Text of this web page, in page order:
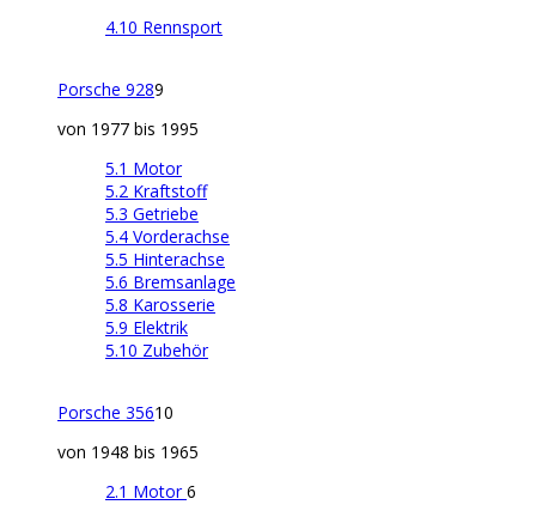
4.10 Rennsport
Porsche 9289
von 1977 bis 1995
5.1 Motor
5.2 Kraftstoff
5.3 Getriebe
5.4 Vorderachse
5.5 Hinterachse
5.6 Bremsanlage
5.8 Karosserie
5.9 Elektrik
5.10 Zubehör
Porsche 35610
von 1948 bis 1965
2.1 Motor6